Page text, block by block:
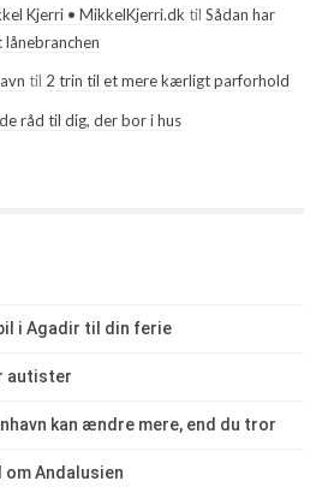
Kjerri • MikkelKjerri.dk til Sådan har
til 2 trin til et mere kærligt parforhold
råd til dig, der bor i hus
i Agadir til din ferie
autister
kan ændre mere, end du tror
Andalusien